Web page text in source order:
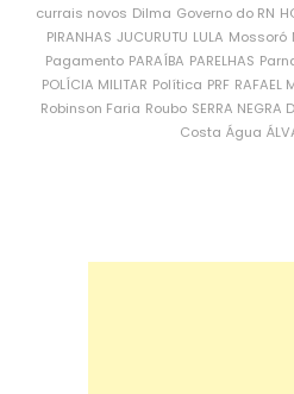
currais novos Dilma Governo do RN
PIRANHAS JUCURUTU LULA Mossoró
Pagamento PARAÍBA PARELHAS
POLÍCIA MILITAR Política PRF RAFAEL
Robinson Faria Roubo SERRA NEGRA
Costa Água